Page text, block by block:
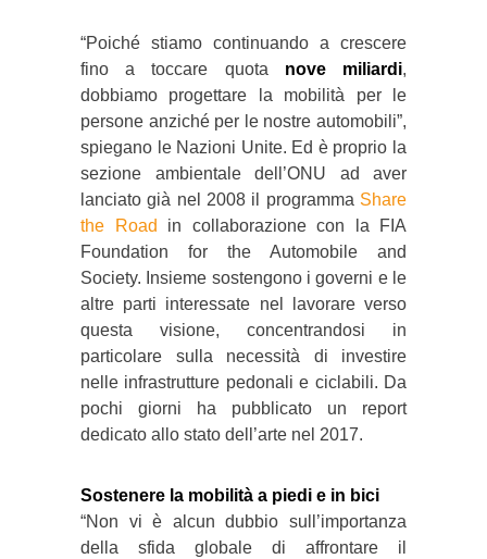
“Poiché stiamo continuando a crescere
fino a toccare quota nove miliardi,
dobbiamo progettare la mobilità per le
persone anziché per le nostre automobili”,
spiegano le Nazioni Unite. Ed è proprio la
sezione ambientale dell’ONU ad aver
lanciato già nel 2008 il programma Share
the Road in collaborazione con la FIA
Foundation for the Automobile and
Society. Insieme sostengono i governi e le
altre parti interessate nel lavorare verso
questa visione, concentrandosi in
particolare sulla necessità di investire
nelle infrastrutture pedonali e ciclabili. Da
pochi giorni ha pubblicato un report
dedicato allo stato dell’arte nel 2017.
Sostenere la mobilità a piedi e in bici
“Non vi è alcun dubbio sull’importanza
della sfida globale di affrontare il